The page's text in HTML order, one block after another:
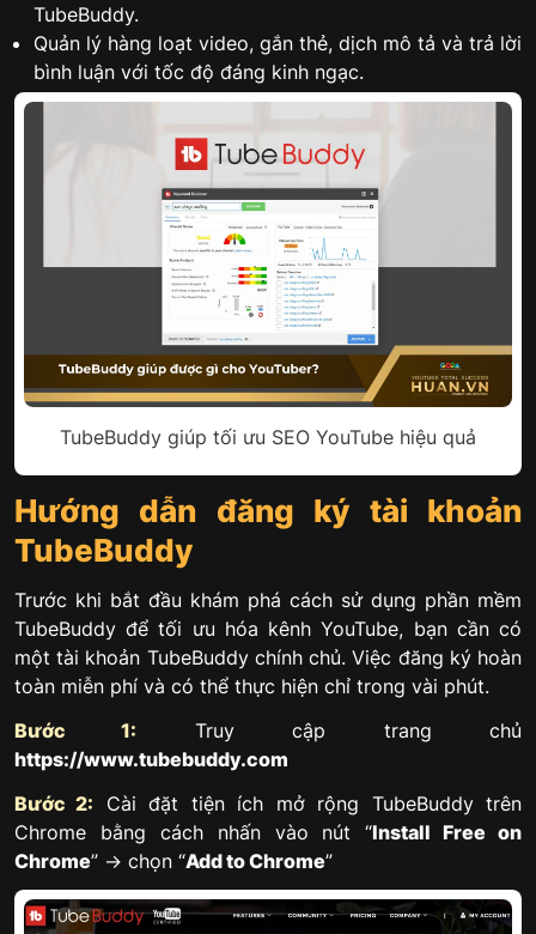
TubeBuddy.
Quản lý hàng loạt video, gắn thẻ, dịch mô tả và trả lời
bình luận với tốc độ đáng kinh ngạc.
TubeBuddy giúp tối ưu SEO YouTube hiệu quả
Hướng dẫn đăng ký tài khoản
TubeBuddy
Trước khi bắt đầu khám phá cách sử dụng phần mềm
TubeBuddy để tối ưu hóa kênh YouTube, bạn cần có
một tài khoản TubeBuddy chính chủ. Việc đăng ký hoàn
toàn miễn phí và có thể thực hiện chỉ trong vài phút.
Bước 1: Truy cập trang chủ
https://www.tubebuddy.com
Bước 2: Cài đặt tiện ích mở rộng TubeBuddy trên
Chrome bằng cách nhấn vào nút “Install Free on
Chrome” → chọn “Add to Chrome”